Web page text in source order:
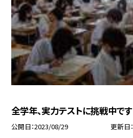
全学年、実力テストに挑戦中です
公開日 2023/08/29 更新日